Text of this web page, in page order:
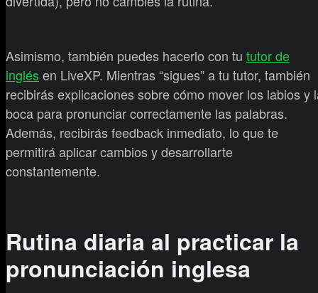
Asimismo, también puedes hacerlo con tu tutor de
inglésen LiveXP. Mientras “sigues” a tu tutor, también
recibirás explicaciones sobre cómo mover los labios y
boca para pronunciar correctamente las palabras.
Además, recibirás feedback inmediato, lo que te
permitirá aplicar cambios y desarrollarte
constantemente.
Rutina diaria al practicar la
pronunciación inglesa